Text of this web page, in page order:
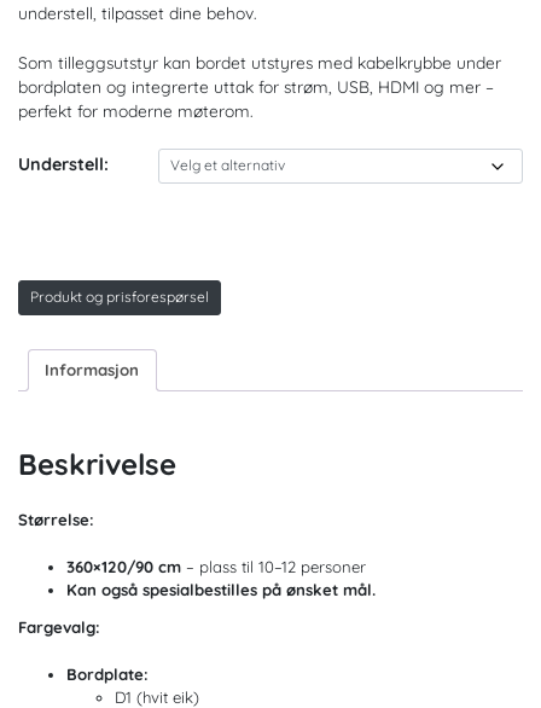
understell, tilpasset dine behov.
Som tilleggsutstyr kan bordet utstyres med kabelkrybbe under
bordplaten og integrerte uttak for strøm, USB, HDMI og mer –
perfekt for moderne møterom.
Understell:
Produkt og prisforespørsel
Informasjon
Beskrivelse
Størrelse:
360×120/90 cm – plass til 10–12 personer
Kan også spesialbestilles på ønsket mål.
Fargevalg:
Bordplate:
D1 (hvit eik)